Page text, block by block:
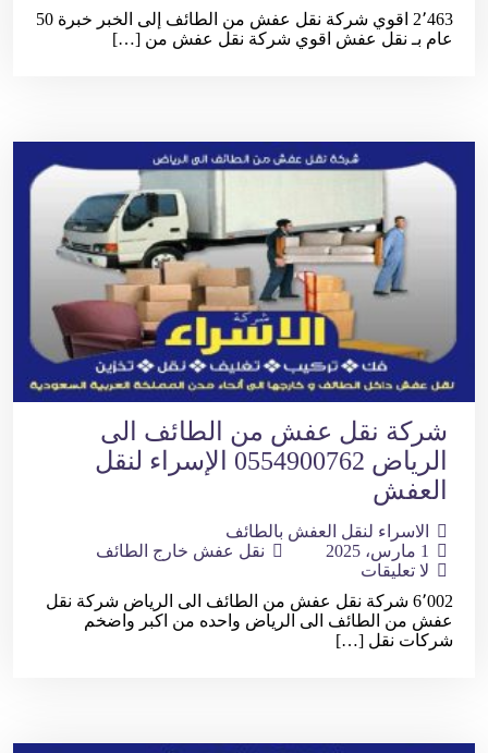
2٬463 اقوي شركة نقل عفش من الطائف إلى الخبر خبرة 50
عام بـ نقل عفش اقوي شركة نقل عفش من […]
شركة نقل عفش من الطائف الى
الرياض 0554900762 الإسراء لنقل
العفش
الاسراء لنقل العفش بالطائف
1 مارس، 2025
نقل عفش خارج الطائف
لا تعليقات
6٬002 شركة نقل عفش من الطائف الى الرياض شركة نقل
عفش من الطائف الى الرياض واحده من اكبر واضخم
شركات نقل […]